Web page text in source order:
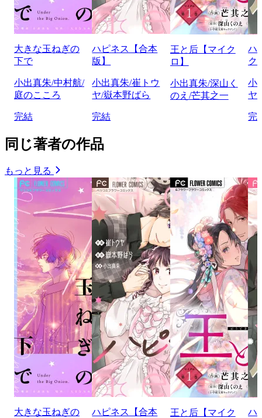
大きな玉ねぎの
下で
小出真朱/中村航/
庭のこころ
完結
ハピネス【合本
版】
小出真朱/崔トウ
ヤ/嶽本野ばら
完結
王と后【マイク
ロ】
小出真朱/深山く
のえ/芒其之一
ハ
ク
小
ヤ
完
同じ著者の作品
もっと見る
大きな玉ねぎの
ハピネス【合本
王と后【マイク
ハ